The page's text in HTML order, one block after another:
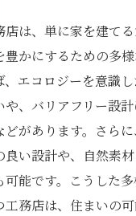
は、単に家を建て
豊かにするための多
エコロジーを意識
や、バリアフリー設
どがあります。さら
い設計や、自然素
可能です。こうした
工務店は、住まいの